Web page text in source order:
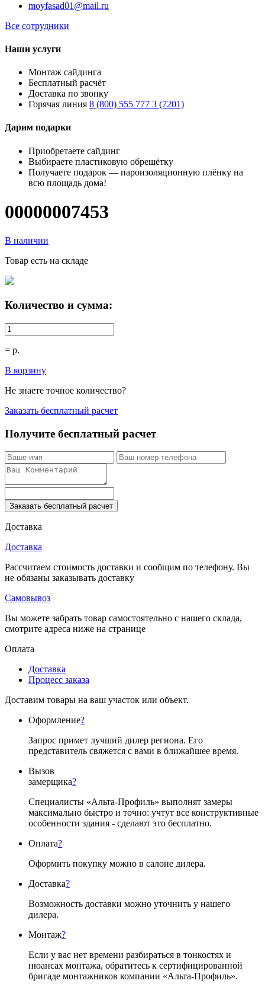
moyfasad01@mail.ru
Все сотрудники
Наши услуги
Монтаж сайдинга
Бесплатный расчёт
Доставка по звонку
Горячая линия 8 (800) 555 777 3 (7201)
Дарим подарки
Приобретаете сайдинг
Выбираете пластиковую обрешётку
Получаете подарок — пароизоляционную плёнку на
всю площадь дома!
00000007453
В наличии
Товар есть на складе
Количество и сумма:
= р.
В корзину
Не знаете точное количество?
Заказать бесплатный расчет
Получите бесплатный расчет
Заказать бесплатный расчет
Доставка
Доставка
Рассчитаем стоимость доставки и сообщим по телефону. Вы
не обязаны заказывать доставку
Самовывоз
Вы можете забрать товар самостоятельно с нашего склада,
смотрите адреса ниже на странице
Оплата
Доставка
Процесс заказа
Доставим товары на ваш участок или объект.
Оформление?
Запрос примет лучший дилер региона. Его
представитель свяжется с вами в ближайшее время.
Вызов
замерщика?
Специалисты «Альта-Профиль» выполнят замеры
максимально быстро и точно: учтут все конструктивные
особенности здания - сделают это бесплатно.
Оплата?
Оформить покупку можно в салоне дилера.
Доставка?
Возможность доставки можно уточнить у нашего
дилера.
Монтаж?
Если у вас нет времени разбираться в тонкостях и
нюансах монтажа, обратитесь к сертифицированной
бригаде монтажников компании «Альта-Профиль».